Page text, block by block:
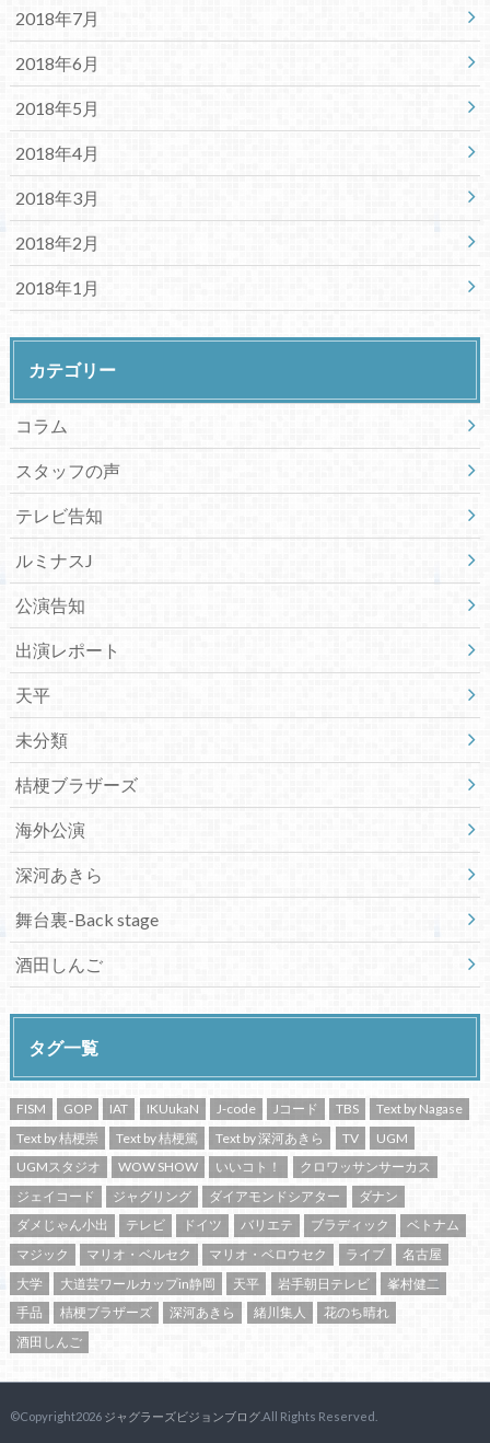
2018年7月
2018年6月
2018年5月
2018年4月
2018年3月
2018年2月
2018年1月
カテゴリー
コラム
スタッフの声
テレビ告知
ルミナスJ
公演告知
出演レポート
天平
未分類
桔梗ブラザーズ
海外公演
深河あきら
舞台裏-Back stage
酒田しんご
タグ一覧
FISM GOP IAT IKUukaN J-code Jコード TBS
Text by Nagase
Text by 桔梗崇
Text by 桔梗篤 Text by 深河あきら TV
UGM
UGMスタジオ
WOW SHOW いいコト！
クロワッサンサーカス
ジェイコード
ジャグリング ダイアモンドシアター
ダナン
ダメじゃん小出
テレビ ドイツ バリエテ ブラディック
ベトナム
マジック
マリオ・ベルセク マリオ・ベロウセク ライブ
名古屋
大学
大道芸ワールカップin静岡 天平 岩手朝日テレビ
峯村健二
手品
桔梗ブラザーズ 深河あきら 緒川集人
花のち晴れ
酒田しんご
©Copyright2026 ジャグラーズビジョンブログ.All Rights Reserved.